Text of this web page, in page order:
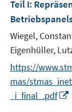
n
s
t
e
ö
f
f
Teil I:
Wiegel,
Eigenhüller,
https://
mas/
_i_final_.pdf